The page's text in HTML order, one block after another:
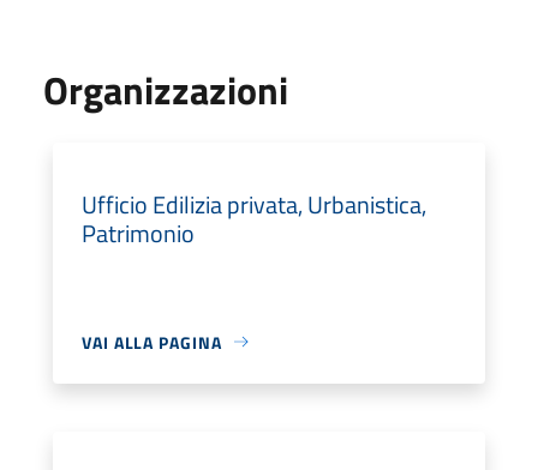
Organizzazioni
Ufficio Edilizia privata, Urbanistica,
Patrimonio
VAI ALLA PAGINA